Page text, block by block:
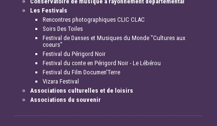
Les Festivals
Rencontres photographiques CLIC CLAC
Soirs Des Toiles
Festival de Danses et Musiques du Monde "Cultures aux
coeurs"
Festival du Périgord Noir
Festival du conte en Périgord Noir - Le Lébérou
Festival du Film Documen'Terre
Vizara Festival
Associations culturelles et de loisirs
Associations du souvenir